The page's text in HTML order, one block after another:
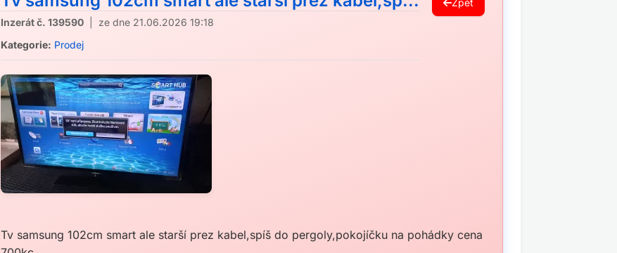
Inzerát č. 139590 | ze dne 21.06.2026 19:18
Kategorie: Prodej
Zpět
Tv samsung 102cm smart ale starší prez kabel,spíš do pergoly,pokojíčku na pohádky cena